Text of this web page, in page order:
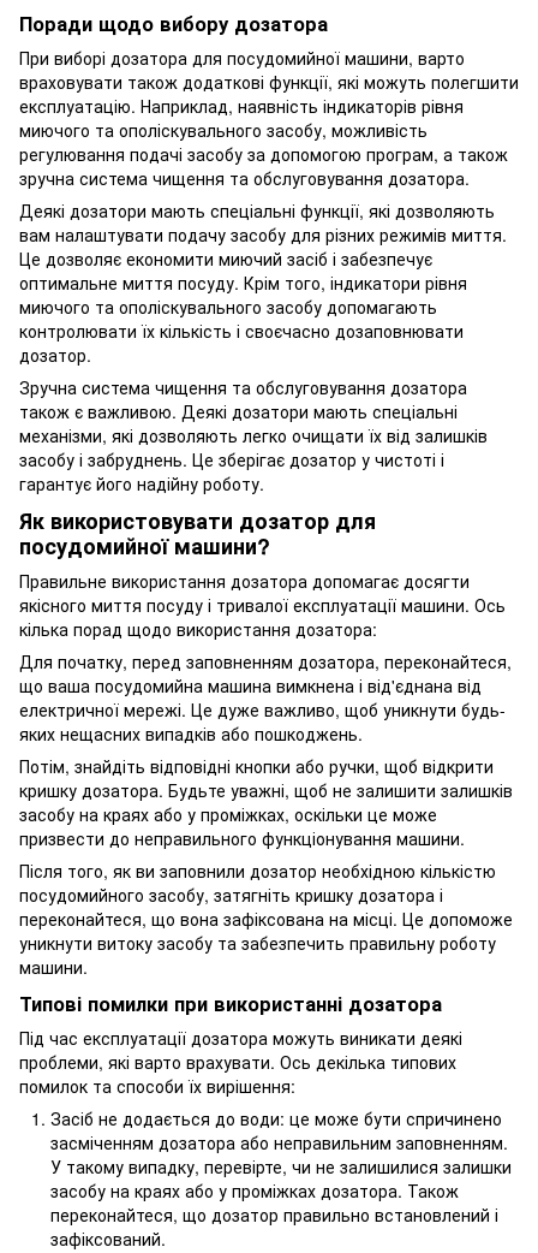
Поради щодо вибору дозатора
При виборі дозатора для посудомийної машини, варто
враховувати також додаткові функції, які можуть полегшити
експлуатацію. Наприклад, наявність індикаторів рівня
миючого та ополіскувального засобу, можливість
регулювання подачі засобу за допомогою програм, а також
зручна система чищення та обслуговування дозатора.
Деякі дозатори мають спеціальні функції, які дозволяють
вам налаштувати подачу засобу для різних режимів миття.
Це дозволяє економити миючий засіб і забезпечує
оптимальне миття посуду. Крім того, індикатори рівня
миючого та ополіскувального засобу допомагають
контролювати їх кількість і своєчасно дозаповнювати
дозатор.
Зручна система чищення та обслуговування дозатора
також є важливою. Деякі дозатори мають спеціальні
механізми, які дозволяють легко очищати їх від залишків
засобу і забруднень. Це зберігає дозатор у чистоті і
гарантує його надійну роботу.
Як використовувати дозатор для
посудомийної машини?
Правильне використання дозатора допомагає досягти
якісного миття посуду і тривалої експлуатації машини. Ось
кілька порад щодо використання дозатора:
Для початку, перед заповненням дозатора, переконайтеся,
що ваша посудомийна машина вимкнена і від'єднана від
електричної мережі. Це дуже важливо, щоб уникнути будь-
яких нещасних випадків або пошкоджень.
Потім, знайдіть відповідні кнопки або ручки, щоб відкрити
кришку дозатора. Будьте уважні, щоб не залишити залишків
засобу на краях або у проміжках, оскільки це може
призвести до неправильного функціонування машини.
Після того, як ви заповнили дозатор необхідною кількістю
посудомийного засобу, затягніть кришку дозатора і
переконайтеся, що вона зафіксована на місці. Це допоможе
уникнути витоку засобу та забезпечить правильну роботу
машини.
Типові помилки при використанні дозатора
Під час експлуатації дозатора можуть виникати деякі
проблеми, які варто врахувати. Ось декілька типових
помилок та способи їх вирішення:
Засіб не додається до води: це може бути спричинено
засміченням дозатора або неправильним заповненням.
У такому випадку, перевірте, чи не залишилися залишки
засобу на краях або у проміжках дозатора. Також
переконайтеся, що дозатор правильно встановлений і
зафіксований.